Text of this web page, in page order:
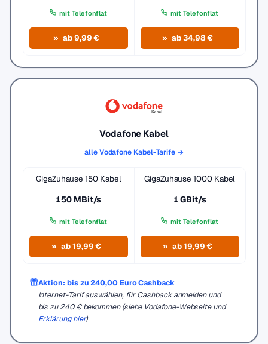
mit Telefonflat
ab 9,99 €
mit Telefonflat
ab 34,98 €
Vodafone Kabel
alle Vodafone Kabel-Tarife →
GigaZuhause 150 Kabel
150 MBit/s
mit Telefonflat
ab 19,99 €
GigaZuhause 1000 Kabel
1 GBit/s
mit Telefonflat
ab 19,99 €
Aktion: bis zu 240,00 Euro Cashback
Internet-Tarif auswählen, für Cashback anmelden und
bis zu 240 € bekommen (siehe Vodafone-Webseite und
Erklärung hier)